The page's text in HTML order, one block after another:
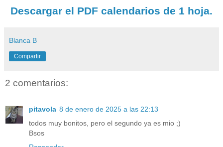
Descargar el PDF calendarios de 1 hoja.
Blanca B
Compartir
2 comentarios:
pitavola 8 de enero de 2025 a las 22:13
todos muy bonitos, pero el segundo ya es mio ;)
Bsos